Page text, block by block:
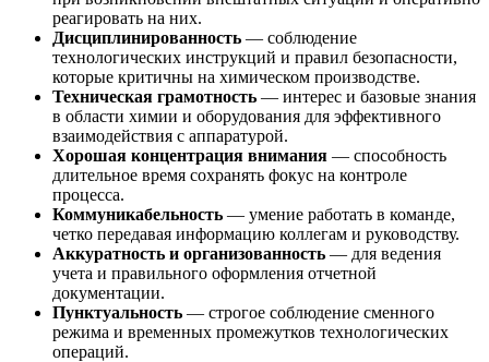
реагировать на них.
Дисциплинированность — соблюдение
технологических инструкций и правил безопасности,
которые критичны на химическом производстве.
Техническая грамотность — интерес и базовые знания
в области химии и оборудования для эффективного
взаимодействия с аппаратурой.
Хорошая концентрация внимания — способность
длительное время сохранять фокус на контроле
процесса.
Коммуникабельность — умение работать в команде,
четко передавая информацию коллегам и руководству.
Аккуратность и организованность — для ведения
учета и правильного оформления отчетной
документации.
Пунктуальность — строгое соблюдение сменного
режима и временных промежутков технологических
операций.